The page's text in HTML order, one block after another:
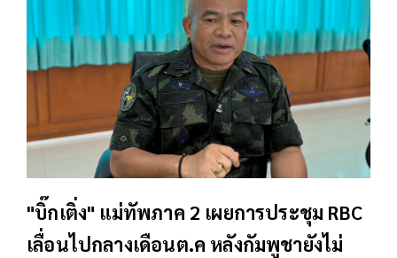
"บิ๊กเติ่ง" แม่ทัพภาค 2 เผยการประชุม RBC
เลื่อนไปกลางเดือนต.ค หลังกัมพูชายังไม่